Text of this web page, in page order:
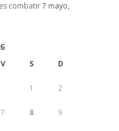
combatir7 mayo,
V S D
1 2
7 8 9